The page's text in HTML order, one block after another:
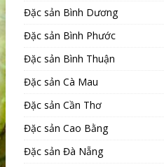
Đặc sản Bình Dương
Đặc sản Bình Phước
Đặc sản Bình Thuận
Đặc sản Cà Mau
Đặc sản Cần Thơ
Đặc sản Cao Bằng
Đặc sản Đà Nẵng